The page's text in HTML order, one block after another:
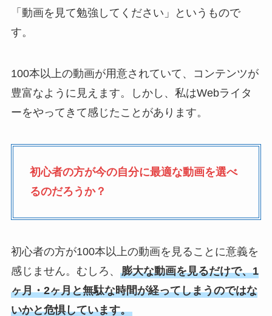
「動画を見て勉強してください」というもので
す。
100本以上の動画が用意されていて、コンテンツが
豊富なように見えます。しかし、私はWebライタ
ーをやってきて感じたことがあります。
初心者の方が今の自分に最適な動画を選べ
るのだろうか？
初心者の方が100本以上の動画を見ることに意義を
感じません。むしろ、 膨大な動画を見るだけで、1
ヶ月・2ヶ月と無駄な時間が経ってしまうのではな
いかと危惧しています。